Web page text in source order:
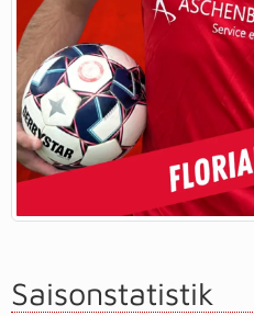
Saisonstatistik